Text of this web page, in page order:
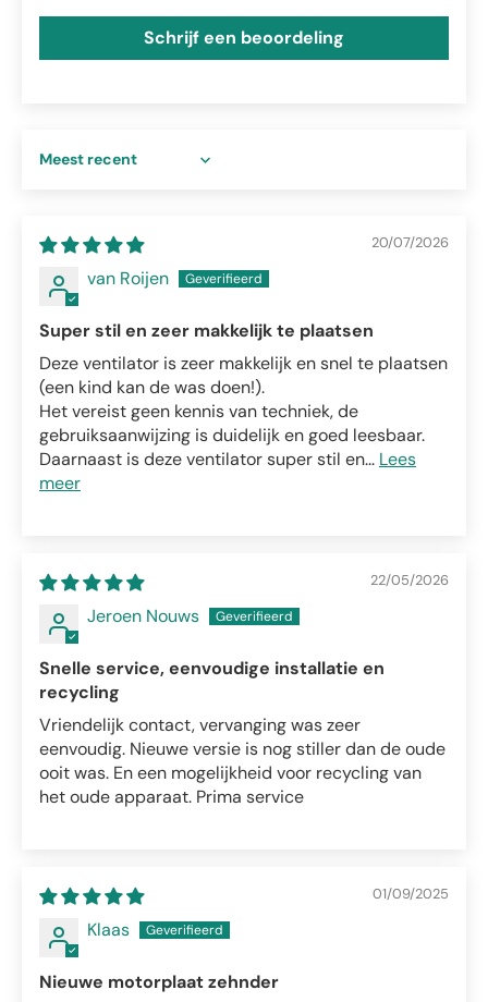
Schrijf een beoordeling
Sort by
20/07/2026
van Roijen
Super stil en zeer makkelijk te plaatsen
Deze ventilator is zeer makkelijk en snel te plaatsen
(een kind kan de was doen!).
Het vereist geen kennis van techniek, de
gebruiksaanwijzing is duidelijk en goed leesbaar.
Daarnaast is deze ventilator super stil en... Lees
meer
22/05/2026
Jeroen Nouws
Snelle service, eenvoudige installatie en
recycling
Vriendelijk contact, vervanging was zeer
eenvoudig. Nieuwe versie is nog stiller dan de oude
ooit was. En een mogelijkheid voor recycling van
het oude apparaat. Prima service
01/09/2025
Klaas
Nieuwe motorplaat zehnder